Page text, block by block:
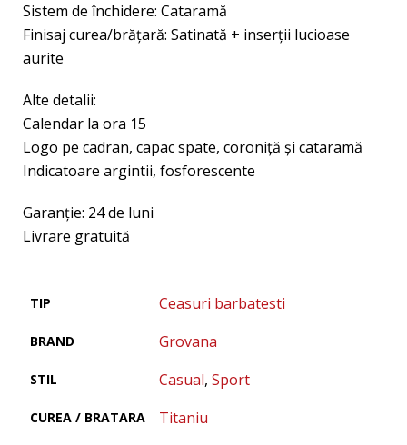
Sistem de închidere: Cataramă
Finisaj curea/brățară: Satinată + inserții lucioase
aurite
Alte detalii:
Calendar la ora 15
Logo pe cadran, capac spate, coroniță şi cataramă
Indicatoare argintii, fosforescente
Garanţie: 24 de luni
Livrare gratuită
TIP Ceasuri barbatesti
BRAND Grovana
STIL Casual, Sport
CUREA / BRATARA Titaniu